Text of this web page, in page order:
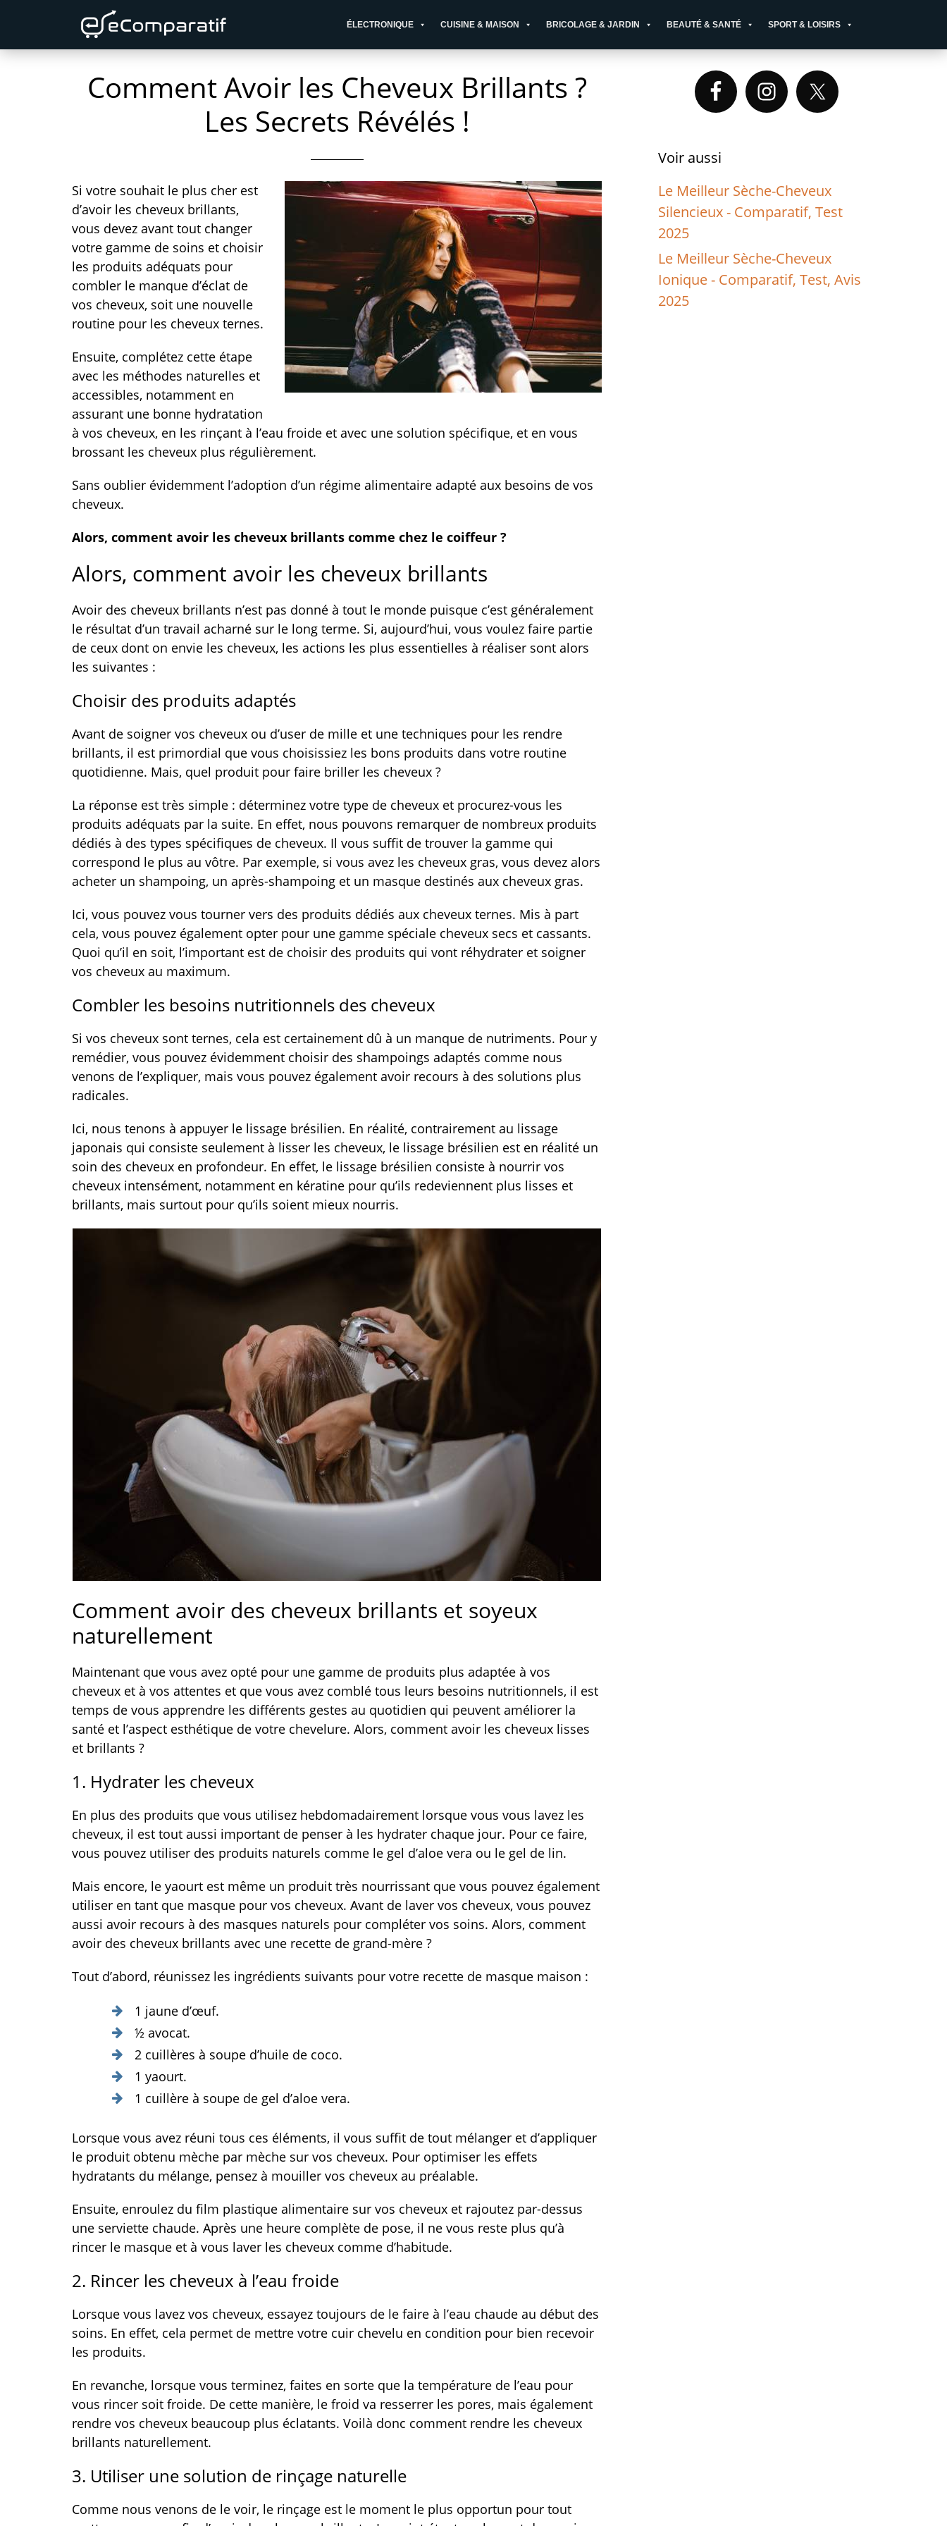
primary
content
primary
ÉLECTRONIQUE CUISINE & MAISON BRICOLAGE & JARDIN BEAUTÉ & SANTÉ SPORT & LOISIRS
Comment Avoir les Cheveux Brillants ?
Les Secrets Révélés !
Si votre souhait le plus cher est
d’avoir les cheveux brillants,
vous devez avant tout changer
votre gamme de soins et choisir
les produits adéquats pour
combler le manque d’éclat de
vos cheveux, soit une nouvelle
routine pour les cheveux ternes.
Ensuite, complétez cette étape
avec les méthodes naturelles et
accessibles, notamment en
assurant une bonne hydratation
à vos cheveux, en les rinçant à l’eau froide et avec une solution spécifique, et en vous
brossant les cheveux plus régulièrement.
Sans oublier évidemment l’adoption d’un régime alimentaire adapté aux besoins de vos
cheveux.
Alors, comment avoir les cheveux brillants comme chez le coiffeur ?
Alors, comment avoir les cheveux brillants
Avoir des cheveux brillants n’est pas donné à tout le monde puisque c’est généralement
le résultat d’un travail acharné sur le long terme. Si, aujourd’hui, vous voulez faire partie
de ceux dont on envie les cheveux, les actions les plus essentielles à réaliser sont alors
les suivantes :
Choisir des produits adaptés
Avant de soigner vos cheveux ou d’user de mille et une techniques pour les rendre
brillants, il est primordial que vous choisissiez les bons produits dans votre routine
quotidienne. Mais, quel produit pour faire briller les cheveux ?
La réponse est très simple : déterminez votre type de cheveux et procurez-vous les
produits adéquats par la suite. En effet, nous pouvons remarquer de nombreux produits
dédiés à des types spécifiques de cheveux. Il vous suffit de trouver la gamme qui
correspond le plus au vôtre. Par exemple, si vous avez les cheveux gras, vous devez alors
acheter un shampoing, un après-shampoing et un masque destinés aux cheveux gras.
Ici, vous pouvez vous tourner vers des produits dédiés aux cheveux ternes. Mis à part
cela, vous pouvez également opter pour une gamme spéciale cheveux secs et cassants.
Quoi qu’il en soit, l’important est de choisir des produits qui vont réhydrater et soigner
vos cheveux au maximum.
Combler les besoins nutritionnels des cheveux
Si vos cheveux sont ternes, cela est certainement dû à un manque de nutriments. Pour y
remédier, vous pouvez évidemment choisir des shampoings adaptés comme nous
venons de l’expliquer, mais vous pouvez également avoir recours à des solutions plus
radicales.
Ici, nous tenons à appuyer le lissage brésilien. En réalité, contrairement au lissage
japonais qui consiste seulement à lisser les cheveux, le lissage brésilien est en réalité un
soin des cheveux en profondeur. En effet, le lissage brésilien consiste à nourrir vos
cheveux intensément, notamment en kératine pour qu’ils redeviennent plus lisses et
brillants, mais surtout pour qu’ils soient mieux nourris.
Comment avoir des cheveux brillants et soyeux
naturellement
Maintenant que vous avez opté pour une gamme de produits plus adaptée à vos
cheveux et à vos attentes et que vous avez comblé tous leurs besoins nutritionnels, il est
temps de vous apprendre les différents gestes au quotidien qui peuvent améliorer la
santé et l’aspect esthétique de votre chevelure. Alors, comment avoir les cheveux lisses
et brillants ?
1. Hydrater les cheveux
En plus des produits que vous utilisez hebdomadairement lorsque vous vous lavez les
cheveux, il est tout aussi important de penser à les hydrater chaque jour. Pour ce faire,
vous pouvez utiliser des produits naturels comme le gel d’aloe vera ou le gel de lin.
Mais encore, le yaourt est même un produit très nourrissant que vous pouvez également
utiliser en tant que masque pour vos cheveux. Avant de laver vos cheveux, vous pouvez
aussi avoir recours à des masques naturels pour compléter vos soins. Alors, comment
avoir des cheveux brillants avec une recette de grand-mère ?
Tout d’abord, réunissez les ingrédients suivants pour votre recette de masque maison :
1 jaune d’œuf.
½ avocat.
2 cuillères à soupe d’huile de coco.
1 yaourt.
1 cuillère à soupe de gel d’aloe vera.
Lorsque vous avez réuni tous ces éléments, il vous suffit de tout mélanger et d’appliquer
le produit obtenu mèche par mèche sur vos cheveux. Pour optimiser les effets
hydratants du mélange, pensez à mouiller vos cheveux au préalable.
Ensuite, enroulez du film plastique alimentaire sur vos cheveux et rajoutez par-dessus
une serviette chaude. Après une heure complète de pose, il ne vous reste plus qu’à
rincer le masque et à vous laver les cheveux comme d’habitude.
2. Rincer les cheveux à l’eau froide
Lorsque vous lavez vos cheveux, essayez toujours de le faire à l’eau chaude au début des
soins. En effet, cela permet de mettre votre cuir chevelu en condition pour bien recevoir
les produits.
En revanche, lorsque vous terminez, faites en sorte que la température de l’eau pour
vous rincer soit froide. De cette manière, le froid va resserrer les pores, mais également
rendre vos cheveux beaucoup plus éclatants. Voilà donc comment rendre les cheveux
brillants naturellement.
3. Utiliser une solution de rinçage naturelle
Comme nous venons de le voir, le rinçage est le moment le plus opportun pour tout
Primary
Sidebar
Voir aussi
Le Meilleur Sèche-Cheveux
Silencieux - Comparatif, Test
2025
Le Meilleur Sèche-Cheveux
Ionique - Comparatif, Test, Avis
2025